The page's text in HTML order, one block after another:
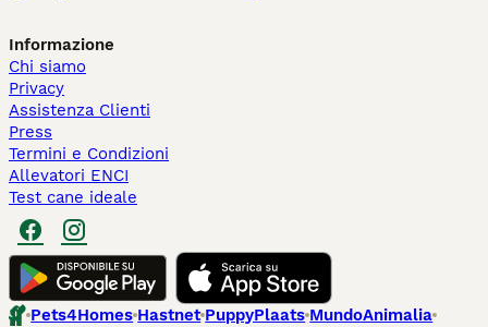
Informazione
Chi siamo
Privacy
Assistenza Clienti
Press
Termini e Condizioni
Allevatori ENCI
Test cane ideale
Pets4Homes Hastnet PuppyPlaats MundoAnimalia